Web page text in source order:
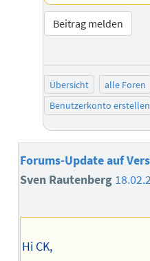
Beitrag melden
Übersicht alle Foren
Benutzerkonto erstellen
Forums-Update auf
Sven Rautenberg
Hi CK,